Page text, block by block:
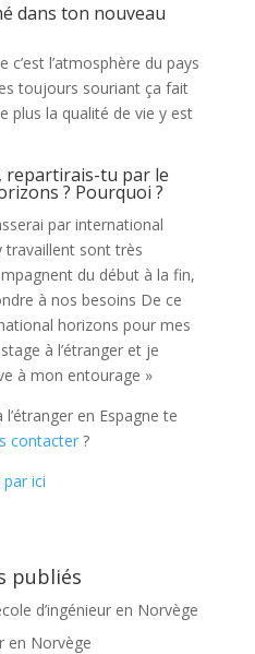
dans ton nouveau
c’est l’atmosphère du pays
toujours souriant ça fait
plus la qualité de vie y est
repartirais-tu par le
? Pourquoi ?
par international
travaillent sont très
du début à la fin,
à nos besoins De ce
horizons pour mes
à l’étranger et je
à mon entourage »
en Espagne te
contacter?
par ici
publiés
d’ingénieur en Norvège
en Norvège